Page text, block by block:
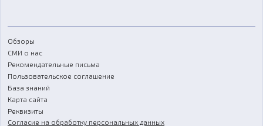
Обзоры
СМИ о нас
Рекомендательные письма
Пользовательское соглашение
База знаний
Карта сайта
Реквизиты
Согласие на обработку персональных данных